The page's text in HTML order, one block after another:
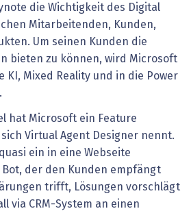
die Wichtigkeit des Digital
Mitarbeitenden, Kunden,
Um seinen Kunden die
bieten zu können, wird Microsoft
KI, Mixed Reality und in die Power
hat Microsoft ein Feature
Virtual Agent Designer nennt.
ein in eine Webseite
der den Kunden empfängt
trifft, Lösungen vorschlägt
via CRM-System an einen